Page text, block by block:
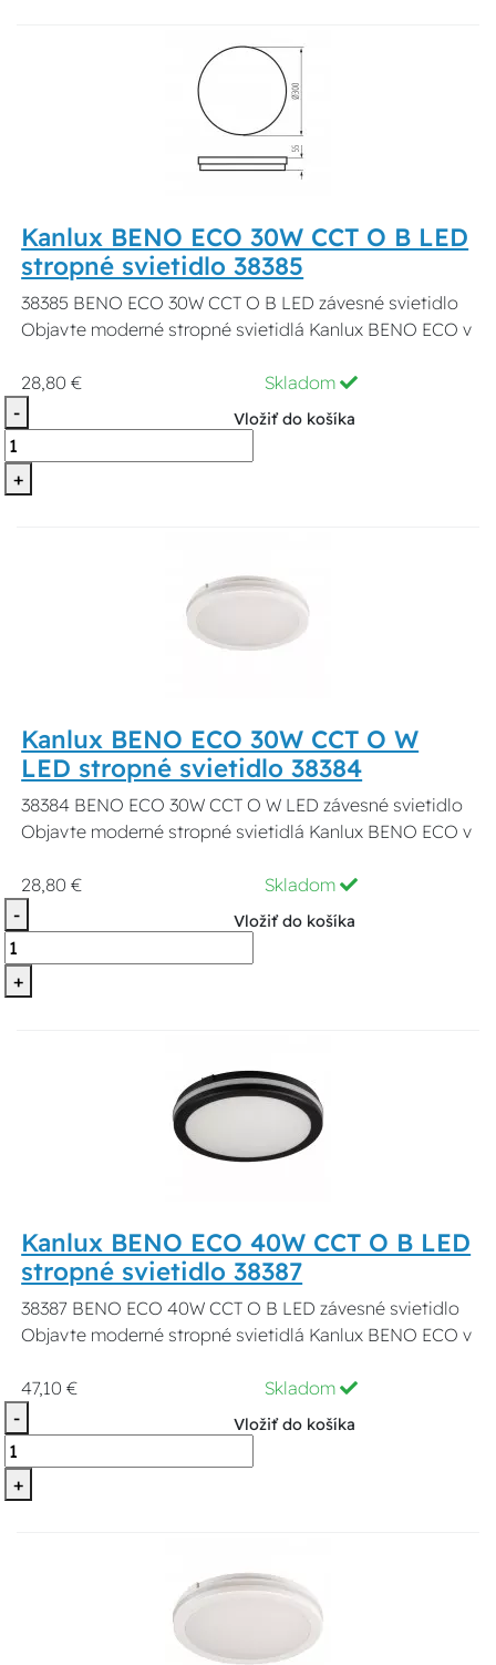
Kanlux BENO ECO 30W CCT O B LED
stropné svietidlo 38385
38385 BENO ECO 30W CCT O B LED závesné svietidlo
Objavte moderné stropné svietidlá Kanlux BENO ECO v
28,80 €
Skladom
-
+
Vložiť do košíka
Kanlux BENO ECO 30W CCT O W
LED stropné svietidlo 38384
38384 BENO ECO 30W CCT O W LED závesné svietidlo
Objavte moderné stropné svietidlá Kanlux BENO ECO v
28,80 €
Skladom
-
+
Vložiť do košíka
Kanlux BENO ECO 40W CCT O B LED
stropné svietidlo 38387
38387 BENO ECO 40W CCT O B LED závesné svietidlo
Objavte moderné stropné svietidlá Kanlux BENO ECO v
47,10 €
Skladom
-
+
Vložiť do košíka